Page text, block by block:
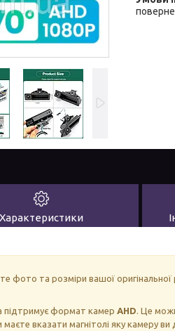
Характеристики
фото та розміри вашої оригінальної
підтримує формат камер AHD. Це
вказати магнітолі яку камеру